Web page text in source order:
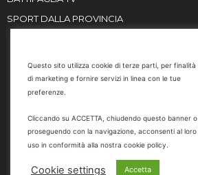
SPORT DALLA PROVINCIA
Email
marketing@battipaglia1929.it
carminegaldi@virgilio.it
Questo sito utilizza cookie di terze parti, per finalità
di marketing e fornire servizi in linea con le tue
preferenze.
Cliccando su ACCETTA, chiudendo questo banner o
proseguendo con la navigazione, acconsenti al loro
uso in conformità alla nostra cookie policy.
Cookie settings Accetta